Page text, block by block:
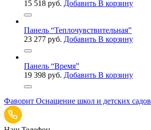
15 518 руб. Добавить В корзину
Панель “Теплочувствительная”
23 277 руб. Добавить В корзину
Панель “Время”
19 398 руб. Добавить В корзину
Фаворит Оснащение школ и детских садов